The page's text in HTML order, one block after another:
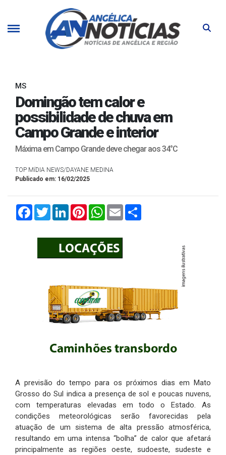
MS
Domingão tem calor e
possibilidade de chuva em
Campo Grande e interior
Máxima em Campo Grande deve chegar aos 34°C
TOP MíDIA NEWS/DAYANE MEDINA
Publicado em: 16/02/2025
FacebookTwitterLinkedInPinterestWhatsApp
Email
A previsão do tempo para os próximos dias em Mato
Grosso do Sul indica a presença de sol e poucas nuvens,
com temperaturas elevadas em todo o Estado. As
condições meteorológicas serão favorecidas pela
atuação de um sistema de alta pressão atmosférica,
resultando em uma intensa “bolha” de calor que afetará
principalmente as regiões oeste, sudoeste, sudeste e